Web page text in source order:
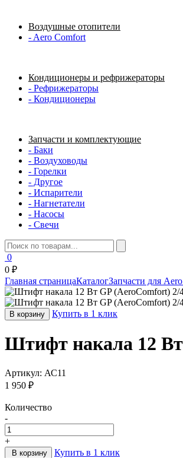
Воздушные отопители
- Aero Comfort
Кондиционеры и рефрижераторы
- Рефрижераторы
- Кондиционеры
Запчасти и комплектующие
- Баки
- Воздуховоды
- Горелки
- Другое
- Испарители
- Нагнетатели
- Насосы
- Свечи
0
0 ₽
Главная страницаКаталогЗапчасти для
В корзину Купить в 1 клик
Штифт накала 12
Артикул: АС11
1 950 ₽
Количество
-
+
В корзину
Купить в 1 клик